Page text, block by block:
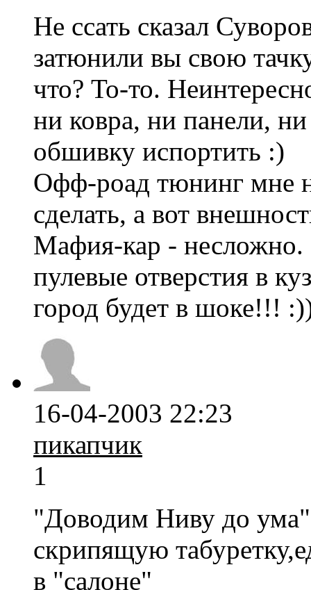
Не ссать сказал
затюнили вы свою
что? То-то.
ни ковра, ни панели,
обшивку испортить :)
Офф-роад тюнинг мне
сделать, а вот
Мафия-кар -
пулевые отверстия в
город будет в шоке!!!
16-04-2003 22:23
пикапчик
1
"Доводим Ниву до ума"
скрипящую
в "салоне"